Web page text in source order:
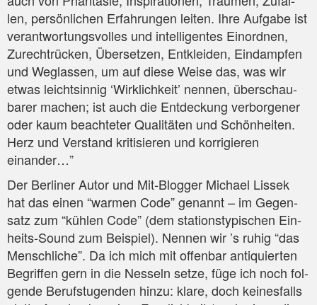
len, per­sön­li­chen Erfah­run­gen lei­ten. Ihre Auf­ga­be ist
ver­ant­wor­tungs­vol­les und intel­li­gen­tes Ein­ord­nen,
Zurecht­rü­cken, Über­set­zen, Ent­klei­den, Ein­damp­fen
und Weg­las­sen, um auf die­se Wei­se das, was wir
etwas leicht­sin­nig ‘Wirk­lich­keit’ nen­nen, über­schau­
ba­rer machen; ist auch die Ent­de­ckung ver­bor­ge­ner
oder kaum beach­te­ter Qua­li­tä­ten und Schön­hei­ten.
Herz und Ver­stand kri­ti­sie­ren und kor­ri­gie­ren
einander…”
Der Ber­li­ner Autor und Mit-Blog­ger Micha­el Lis­sek
hat das einen “war­men Code” genannt – im Gegen­
satz zum “küh­len Code” (dem sta­ti­ons­ty­pi­schen Ein­
heits-Sound zum Bei­spiel). Nen­nen wir ’s ruhig “das
Mensch­li­che”. Da ich mich mit offen­bar anti­quier­ten
Begrif­fen gern in die Nes­seln set­ze, füge ich noch fol­
gen­de Berufs­tu­gen­den hin­zu: kla­re, doch kei­nes­falls